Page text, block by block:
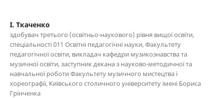
І. Ткаченко
здобувач третього (освітньо-наукового) рівня вищої освіти,
спеціальності 011 Освітні педагогічні науки, Факультету
педагогічної освіти, викладач кафедри музикознавства та
музичної освіти, заступник декана з науково-методичної та
навчальної роботи Факультету музичного мистецтва і
хореографії, Київського столичного університету імені Бориса
Грінченка